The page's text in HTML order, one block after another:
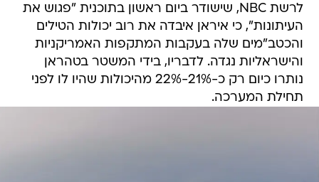
לרשת NBC, שישודר ביום ראשון בתוכנית "פגוש את
העיתונות", כי איראן איבדה את רוב יכולות הטילים
והכטב"מים שלה בעקבות המתקפות האמריקניות
והישראליות נגדה. לדבריו, בידי המשטר בטהראן
נותרו כיום רק כ-21%-22% מהיכולות שהיו לו לפני
תחילת המערכה.